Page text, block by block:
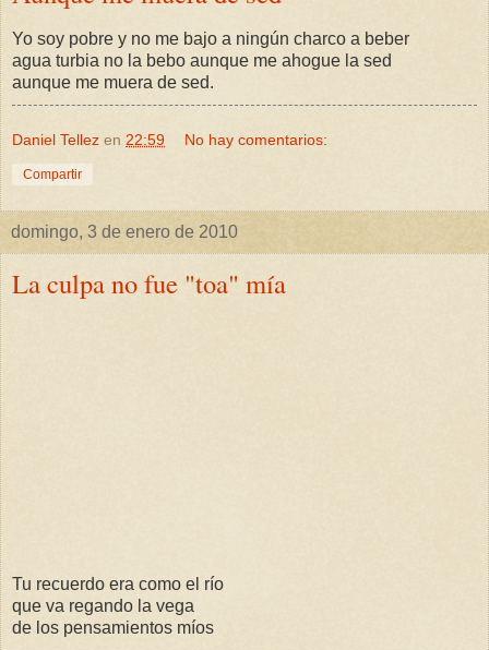
Yo soy pobre y no me bajo a ningún charco a beber
agua turbia no la bebo aunque me ahogue la sed
aunque me muera de sed.
Daniel Tellez en 22:59 No hay comentarios:
Compartir
domingo, 3 de enero de 2010
La culpa no fue "toa" mía
Tu recuerdo era como el río
que va regando la vega
de los pensamientos míos